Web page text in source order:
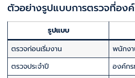
ตัวอย่างรูปแบบการตรวจที่อง
รูปแบบ
ตรวจก่อนเริ่มงาน
พนักงา
ตรวจประจำปี
องค์กร